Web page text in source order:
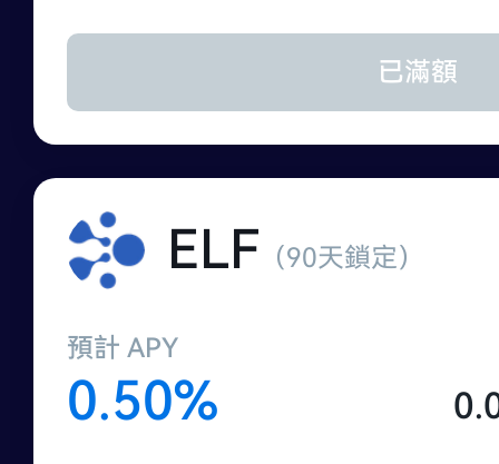
已滿額
ELF （90天鎖定）
預計 APY
0.50%